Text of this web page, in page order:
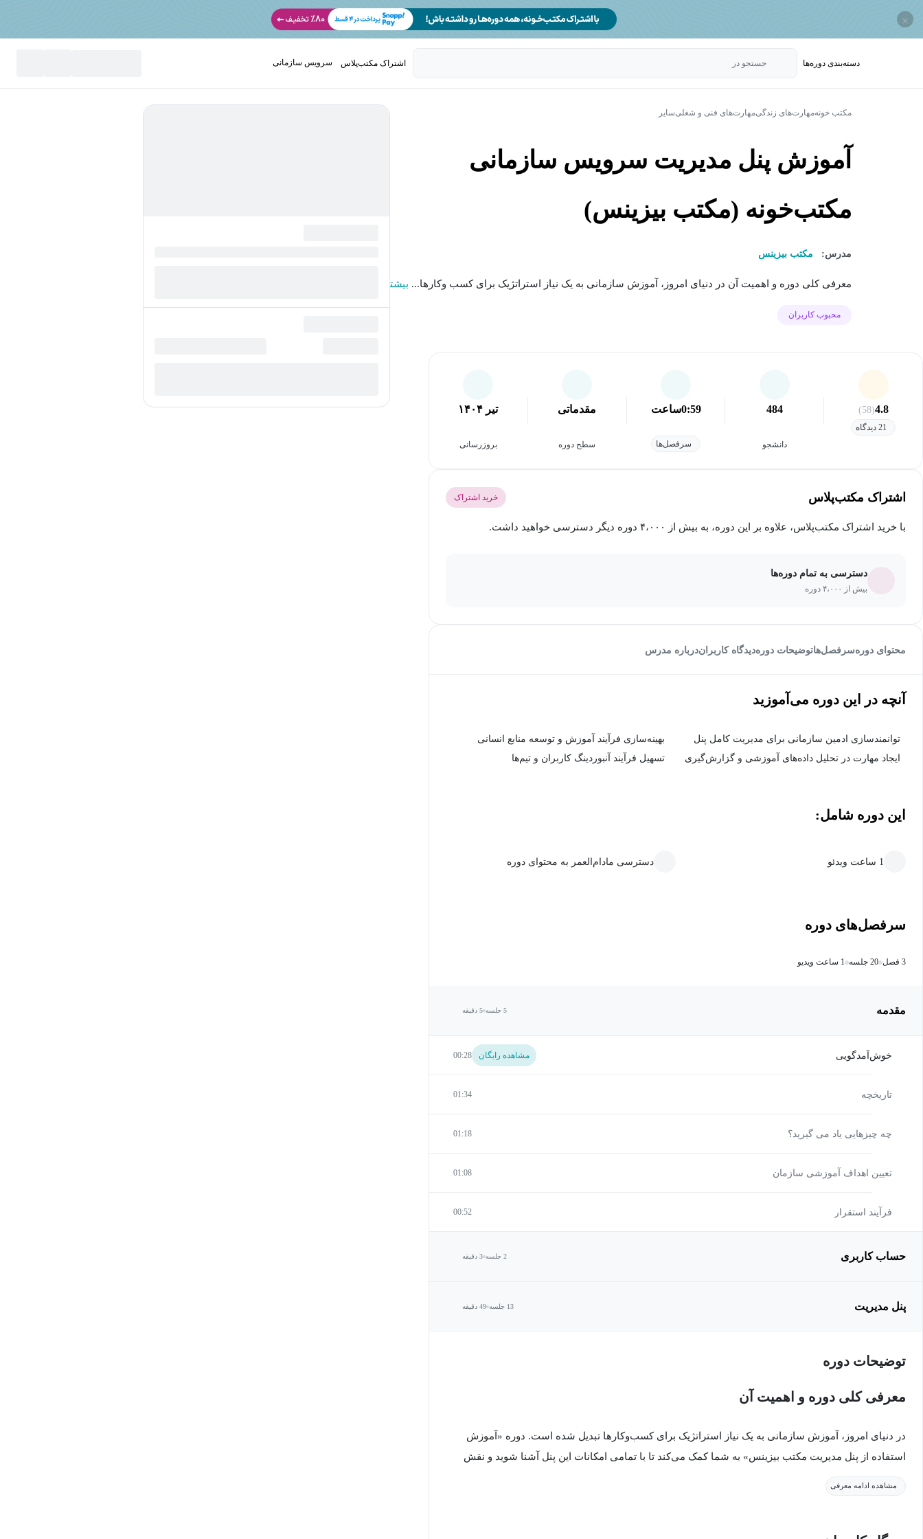
×
دسته‌بندی‌ دوره‌ها جستجو در اشتراک مکتب‌پلاس سرویس سازمانی
مکتب خونهمهارت‌های زندگیمهارت‌های فنی و شغلیسایر
آموزش پنل مدیریت سرویس سازمانی
مکتب‌خونه (مکتب بیزینس)
مدرس: مکتب بیزینس
معرفی کلی دوره و اهمیت آن در دنیای امروز، آموزش سازمانی به یک نیاز استراتژیک برای کسب وکارها... بیشتر
محبوب کاربران
4.8
(58)
21 دیدگاه
484
دانشجو
0:59ساعت
سرفصل‌ها
مقدماتی
سطح دوره بروزرسانی
تیر ۱۴۰۴
اشتراک مکتب‌پلاس خرید اشتراک
با خرید اشتراک مکتب‌پلاس، علاوه بر این دوره، به بیش از ۴،۰۰۰ دوره دیگر دسترسی خواهید داشت.
دسترسی به تمام دوره‌ها
بیش از ۴،۰۰۰ دوره
محتوای دورهسرفصل‌هاتوضیحات دورهدیدگاه کاربراندرباره مدرس
آنچه در این دوره می‌آموزید
توانمندسازی ادمین سازمانی برای مدیریت کامل پنل
بهینه‌سازی فرآیند آموزش و توسعه منابع انسانی
ایجاد مهارت در تحلیل داده‌های آموزشی و گزارش‌گیری
تسهیل فرآیند آنبوردینگ کاربران و تیم‌ها
این دوره شامل:
1 ساعت ویدئو دسترسی مادام‌العمر به محتوای دوره
سرفصل‌های دوره
3 فصل 20 جلسه 1 ساعت ویدیو
مقدمه 5 جلسه 5 دقیقه
خوش‌آمدگویی مشاهده رایگان 00:28
تاریخچه 01:34
چه چیزهایی یاد می گیرید؟ 01:18
تعیین اهداف آموزشی سازمان 01:08
فرآیند استقرار 00:52
حساب کاربری 2 جلسه 3 دقیقه
پنل مدیریت 13 جلسه 49 دقیقه
توضیحات دوره
معرفی کلی دوره و اهمیت آن
در دنیای امروز، آموزش سازمانی به یک نیاز استراتژیک برای کسب‌وکارها تبدیل شده است. دوره «آموزش
استفاده از پنل مدیریت مکتب بیزینس» به شما کمک می‌کند تا با تمامی امکانات این پنل آشنا شوید و نقش
مشاهده ادامه معرفی